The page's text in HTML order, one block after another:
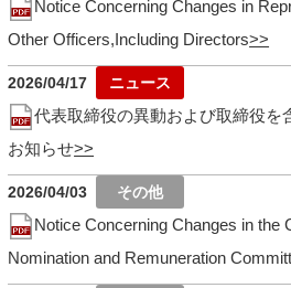
Notice Concerning Changes in
Other Officers,Including Directors
2026/04/17
代表取締役の異動および取締役を
お知らせ
2026/04/03
Notice Concerning Changes in the
Nomination and Remuneration